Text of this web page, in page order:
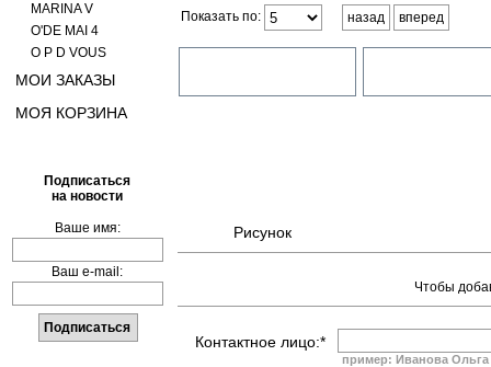
MARINA V
O'DE MAI 4
O P D VOUS
МОИ ЗАКАЗЫ
МОЯ КОРЗИНА
Подписаться
на новости
Ваше имя:
Ваш e-mail:
Показать по: назад вперед
Рисунок
Чтобы
Контактное лицо:*
пример: Иванова Ольга